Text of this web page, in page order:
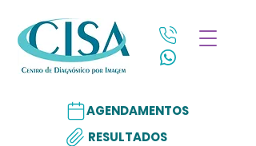
AGENDAMENTOS
RESULTADOS